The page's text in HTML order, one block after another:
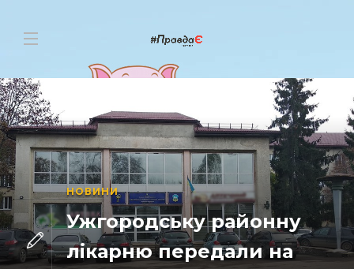
НОВИНИ
Ужгородську районну
лікарню передали на